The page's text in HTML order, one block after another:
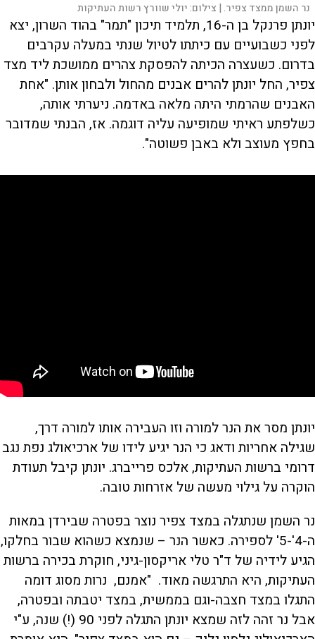
נר השמן ממצד צפיר. | צילום:יולי שוורץ רשות העתיקות
יונתן פרנקל בן ה-16, תלמיד תיכון "תמר" בהוד השרון, יצא
לפני כשבועיים עם כיתתו לטיול שנתי במעלה עקרבים
בדרום. כשעצרה הכיתה להפסקת צהרים ממושכת ליד מצד
צפיר, החל יונתן להרים אבנים מהחול ולבחון אותן. "אחת
האבנים שהרמתי היתה מלאה באדמה. ניערתי אותה,
כשלפתע ראיתי שמופיעה עליה דוגמה. אז, הבנתי שמדובר
בחפץ מעוצב ולא באבן פשוטה".
יונתן מסר את הנר למורה וזו העבירה אותו למורה דרך,
שגילה אחריות ודאג כי הנר יגיע לידו של ארכיאולג נפת נגב
דרומי ברשות העתיקות, אלכס פרייברג. יונתן קיבל תעודת
הוקרה על גילוי מעשה של אזרחות טובה.
נר השמן שנתגלה במצד צפיר נוצר בפטרה שבירדן במאות
ה-4'-5' לספירה. כאשר הנר – שנמצא כשהוא שבור בחלקו,
הגיע לידיה של ד"ר טלי אריקסון-גיני, חוקרת בכירה ברשות
העתיקות, היא התרגשה מאוד. "אמנם, נרות מסוג דומה
התגלו במצד חצבה-וגם בממשית, במצד יטבתה ובפטרה,
אבל נר זהה לזה שמצא יונתן התגלה לפני 90 (!) שנה, ע"י